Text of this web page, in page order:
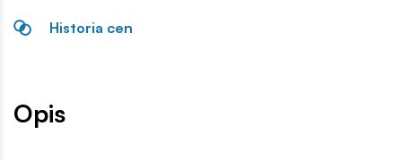
Historia cen
Opis